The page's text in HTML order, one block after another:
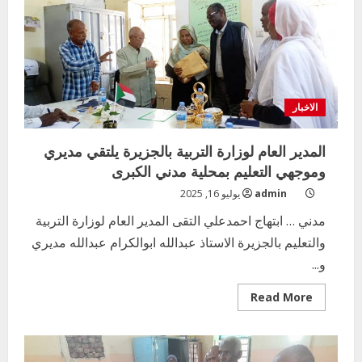
لعدد
٨١٠
معلم
ومعلمه
الاخبار
المدير العام لوزارة التربية بالجزيرة يلتقي مديري
وموجهي التعليم بمحلية مدني الكبرى
admin يوليو 16, 2025
مدني … ابتهاج احمدعلي التقى المدير العام لوزارة التربية
والتعليم بالجزيرة الاستاذ عبدالله ابوالكرام عبدالله مديري
و...
Read More
more
العام
لوزارة